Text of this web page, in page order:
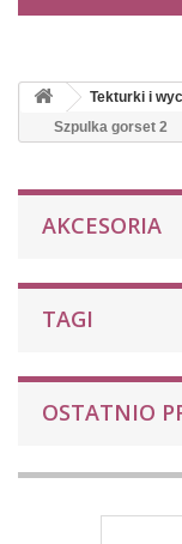
Tekturki i
Szpulka gorset 2
AKCESORIA
TAGI
OSTATNIO